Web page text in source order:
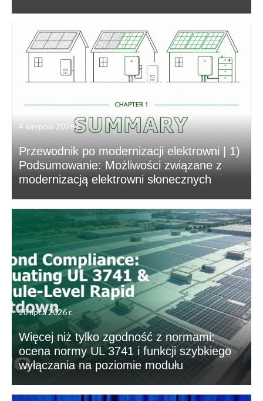
4 sierpnia 2026 r.
Przewodnik po modernizacji elektrowni | 1)
Podsumowanie: Możliwości związane z
modernizacją elektrowni słonecznych
28 lipca 2026 r.
Więcej niż tylko zgodność z normami:
ocena normy UL 3741 i funkcji szybkiego
wyłączania na poziomie modułu